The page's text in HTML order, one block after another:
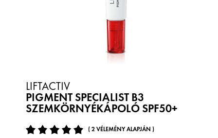
LIFTACTIV
PIGMENT SPECIALIST B3
SZEMKÖRNYÉKÁPOLÓ SPF50+
( 2 VÉLEMÉNY ALAPJÁN )